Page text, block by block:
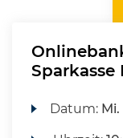
Sparkasse
Datum: Mi.